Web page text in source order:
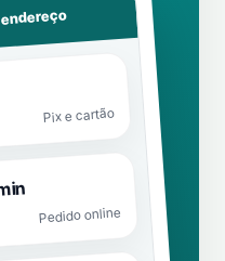
Pix e cartão
Pedido online